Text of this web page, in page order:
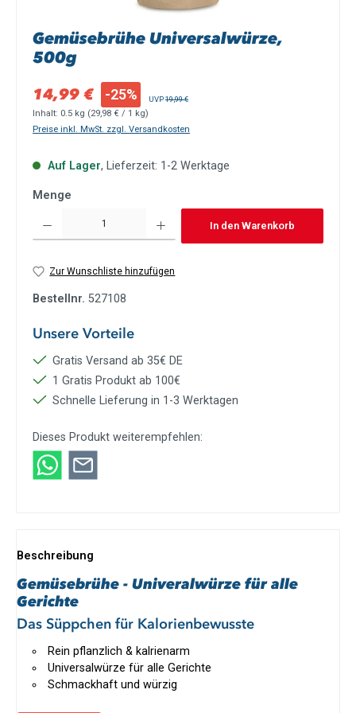
Gemüsebrühe Universalwürze,
500g
Verkaufspreis:
14,99 € -25% Regulärer Preis:
UVP19,99 €
Inhalt: 0.5 kg (29,98 € / 1 kg)
Preise inkl. MwSt. zzgl. Versandkosten
Auf Lager, Lieferzeit: 1-2 Werktage
Menge
In den Warenkorb
Zur Wunschliste hinzufügen
Bestellnr. 527108
Unsere Vorteile
Gratis Versand ab 35€ DE
1 Gratis Produkt ab 100€
Schnelle Lieferung in 1-3 Werktagen
Dieses Produkt weiterempfehlen:
Beschreibung
Gemüsebrühe - Univeralwürze für alle
Gerichte
Das Süppchen für Kalorienbewusste
Rein pflanzlich & kalrienarm
Universalwürze für alle Gerichte
Schmackhaft und würzig